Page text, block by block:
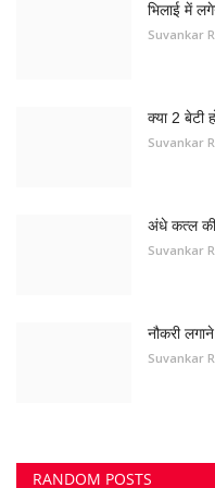
भिलाई में
Suvankar
क्या 2 बेटी
Suvankar
अंधे कत्ल की
Suvankar
नौकरी
Suvankar
RANDOM POSTS